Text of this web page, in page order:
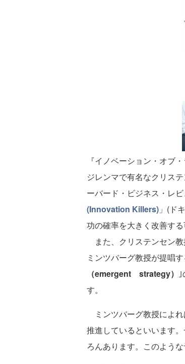
『イノベーション・オブ・
ジレンマで有名なクリス
ーバード・ビジネス・レ
(Innovation Killers) 」(ド
功の確率を大きく改善す
また、クリステンセン
ミンツバーグ教授が提唱
（emergent strategy）
す。
ミンツバーグ教授によ
推進しているといいます
ろんあります。このよう